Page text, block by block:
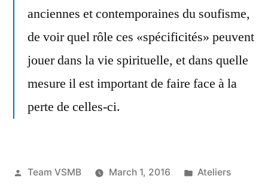
anciennes et contemporaines du soufisme,
de voir quel rôle ces «spécificités» peuvent
jouer dans la vie spirituelle, et dans quelle
mesure il est important de faire face à la
perte de celles-ci.
Posted
Team VSMB March 1, 2016
Posted
Ateliers